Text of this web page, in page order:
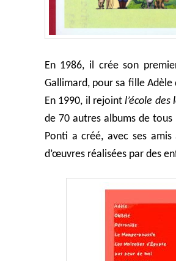
En 1986, il crée son
Gallimard, pour sa fille Adèle
En 1990, il rejointl’école des
de 70 autres albums de
Ponti a créé, avec ses
d’œuvres réalisées par des